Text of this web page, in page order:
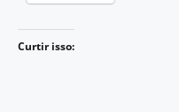
Curtir isso: